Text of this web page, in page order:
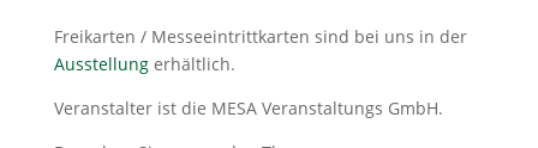
Freikarten / Messeeintrittkarten sind bei uns in der
Ausstellungerhältlich.
Veranstalter ist die MESA Veranstaltungs GmbH.